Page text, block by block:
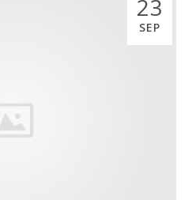
23
SEP